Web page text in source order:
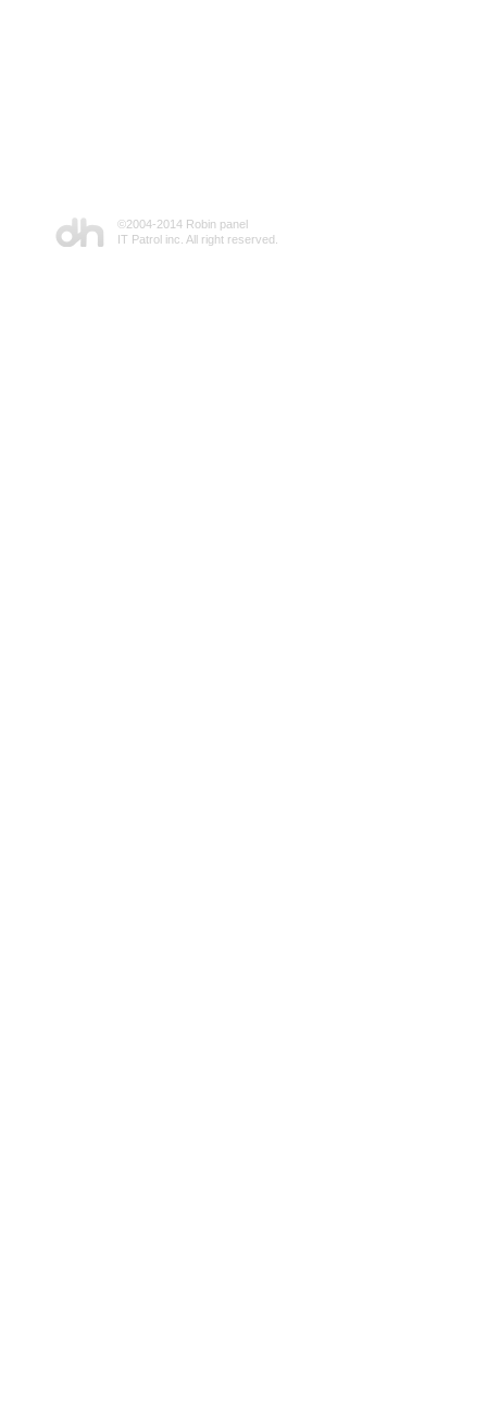
©2004-2014 Robin panel
IT Patrol inc. All right reserved.